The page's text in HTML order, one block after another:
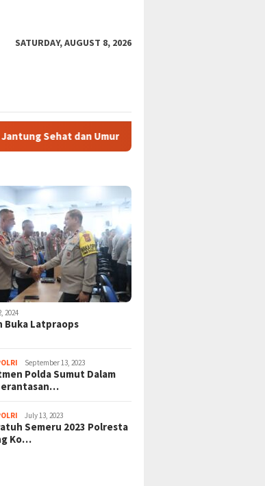
SATURDAY, AUGUST 8, 2026
Umur Panjang
2024
Buka Latpraops
September 13, 2023
Polda Sumut Dalam
July 13, 2023
Semeru 2023 Polresta
Ko…